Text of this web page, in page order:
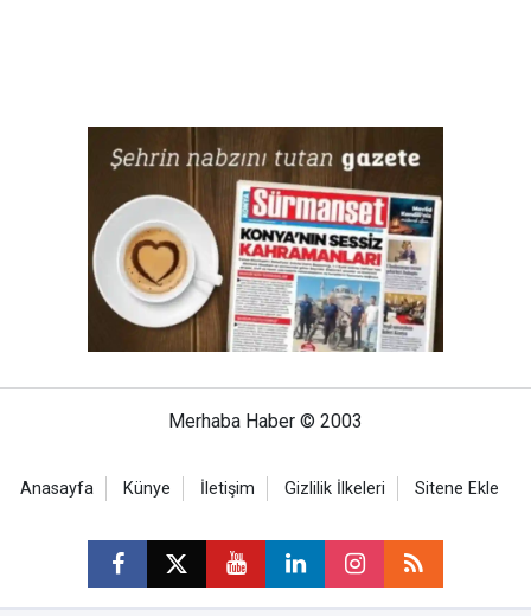
Merhaba Haber © 2003
Anasayfa Künye İletişim Gizlilik İlkeleri Sitene Ekle